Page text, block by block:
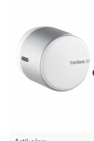
CONTACT
INLOGGEN